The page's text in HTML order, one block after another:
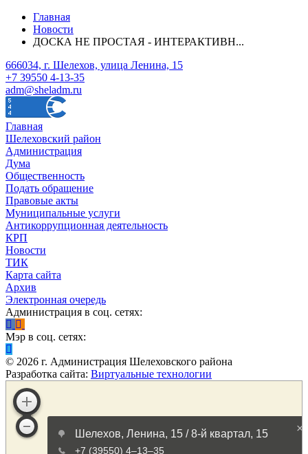
Главная
Новости
ДОСКА НЕ ПРОСТАЯ - ИНТЕРАКТИВН...
666034, г. Шелехов, улица Ленина, 15
+7 39550 4-13-35
adm@sheladm.ru
Главная
Шелеховский район
Администрация
Дума
Общественность
Подать обращение
Правовые акты
Муниципальные услуги
Антикоррупционная деятельность
КРП
Новости
ТИК
Карта сайта
Архив
Электронная очередь
Администрация в соц. сетях:
Мэр в соц. сетях:
© 2026 г. Администрация Шелеховского района
Разработка сайта: Виртуальные технологии